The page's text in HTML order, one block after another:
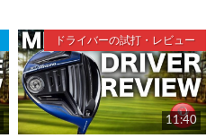
ドライバーの試打・レビュー
11:40